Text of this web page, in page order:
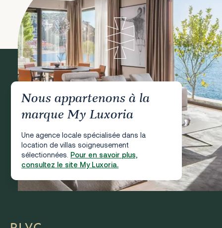
Nous appartenons à la
marque My Luxoria
Une agence locale spécialisée dans la
location de villas soigneusement
sélectionnées. Pour en savoir plus,
consultez le site My Luxoria.